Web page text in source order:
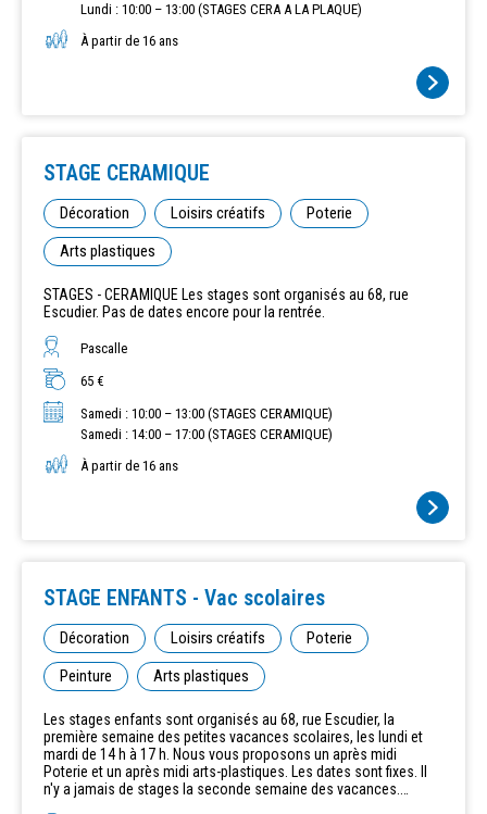
Lundi : 10:00 – 13:00 (STAGES CERA A LA PLAQUE)
À partir de 16 ans
STAGE CERAMIQUE
Décoration Loisirs créatifs
Poterie
Arts plastiques
STAGES - CERAMIQUE Les stages sont organisés au 68, rue
Escudier. Pas de dates encore pour la rentrée.
Pascalle
65 €
Samedi : 10:00 – 13:00 (STAGES CERAMIQUE)
Samedi : 14:00 – 17:00 (STAGES CERAMIQUE)
À partir de 16 ans
STAGE ENFANTS - Vac scolaires
Décoration Loisirs créatifs
Poterie
Peinture
Arts plastiques
Les stages enfants sont organisés au 68, rue Escudier, la
première semaine des petites vacances scolaires, les lundi et
mardi de 14 h à 17 h. Nous vous proposons un après midi
Poterie et un après midi arts-plastiques. Les dates sont fixes. Il
n'y a jamais de stages la seconde semaine des vacances.